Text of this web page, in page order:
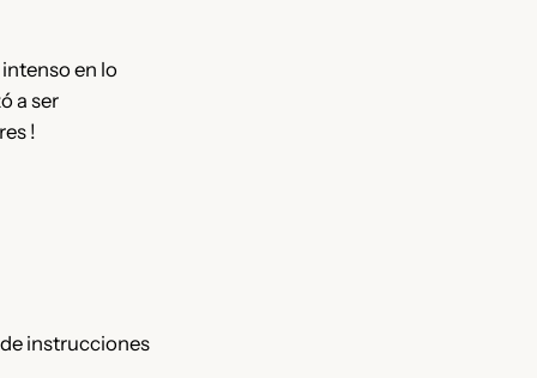
en lo
a ser
!
instrucciones